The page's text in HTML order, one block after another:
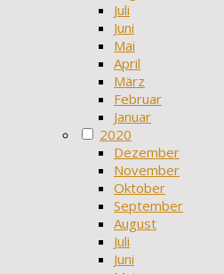
Juli
Juni
Mai
April
März
Februar
Januar
2020
Dezember
November
Oktober
September
August
Juli
Juni